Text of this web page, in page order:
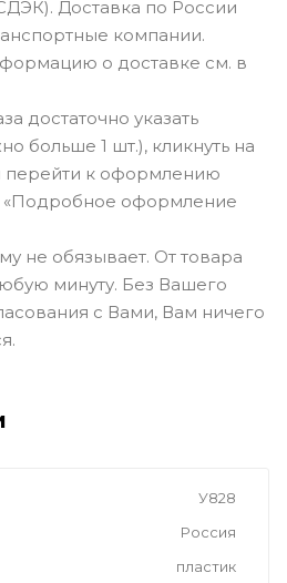
Доставка по России
компании.
о доставке см. в
достаточно указать
больше 1 шт.), кликнуть на
перейти к оформлению
«Подробное оформление
не обязывает. От товара
минуту. Без Вашего
с Вами, Вам ничего
У828
Россия
пластик